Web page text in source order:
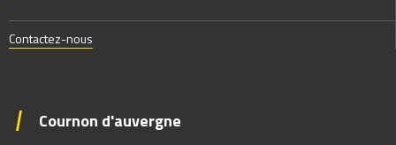
Contactez-nous
Cournon d'auvergne